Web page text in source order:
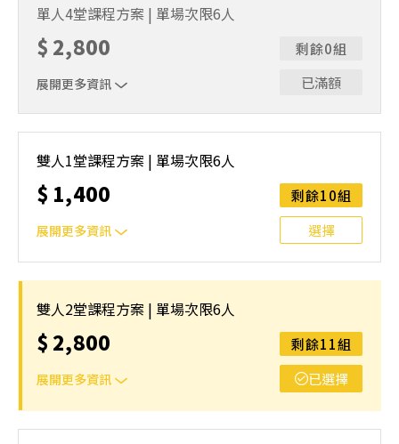
邀請親友一同報名參加，一起精進匹克球基本功！ 如人數
未達開班門檻，或因天候不佳無法如期舉行，POA將視情況
安排延期或併班處理。 ⚠️ 報名完成後，如因天候因素無法
上課，僅提供課程延期選項，恕不退費，請參閱【報名與課
程異動規則】。報名後視為您已同意上述規則。
單人4堂課程方案 | 單場次限6人
$ 2,800
展開更多資訊
剩餘0組
已滿額
邀請親友一同報名參加，一起精進匹克球基本功！ 如人數
未達開班門檻，或因天候不佳無法如期舉行，POA將視情況
安排延期或併班處理。 ⚠️ 報名完成後，如因天候因素無法
上課，僅提供課程延期選項，恕不退費，請參閱【報名與課
程異動規則】。報名後視為您已同意上述規則。
雙人1堂課程方案 | 單場次限6人
$ 1,400
展開更多資訊
剩餘10組
選擇
邀請親友一同報名參加，一起精進匹克球基本功！ 如人數
未達開班門檻，或因天候不佳無法如期舉行，POA將視情況
安排延期或併班處理。 ⚠️ 報名完成後，如因天候因素無法
上課，僅提供課程延期選項，恕不退費，請參閱【報名與課
程異動規則】。報名後視為您已同意上述規則。
雙人2堂課程方案 | 單場次限6人
$ 2,800
展開更多資訊
剩餘11組
已選擇